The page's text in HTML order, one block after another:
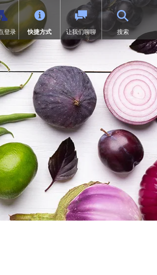
）
、建筑
开）
健
-文托法案》资格的
原住民教育项目
登录 快捷方式 让我们聊聊 搜索